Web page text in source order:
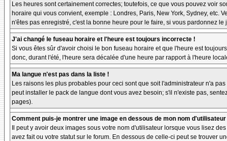
Les heures sont certainement correctes; toutefois, ce que vous pouvez voir
horaire qui vous convient, exemple : Londres, Paris, New York, Sydney,
n'êtes pas enregistré, c'est la bonne heure pour le faire, si vous pardonnez le
J'ai changé le fuseau horaire et l'heure est toujours incorrecte !
Si vous êtes sûr d'avoir choisi le bon fuseau horaire et que l'heure est
donc, durant l'été, l'heure sera décalée d'une heure par rapport à l'heure
Ma langue n'est pas dans la liste !
Les raisons les plus probables pour ceci sont que soit l'administrateur n'a
peut installer le pack de langue dont vous avez besoin; s'il n'existe pas,
pages).
Comment puis-je montrer une image en dessous de mon nom d'utilisateur
Il peut y avoir deux images sous votre nom d'utilisateur lorsque vous lisez
avez fait ou votre statut sur le forum. En dessous de celle-ci peut se trouver